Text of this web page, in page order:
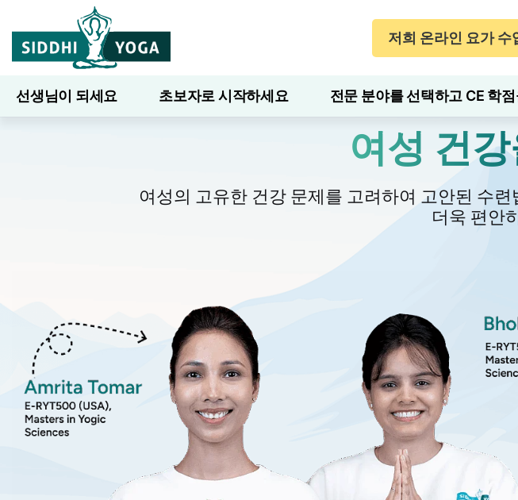
저희 온라인 요가
선생님이 되세요 초보자로 시작하세요 전문 분야를 선택하고 CE 학
여성 건
여성의 고유한 건강 문제를 고려하여 고안된 수
더욱 편안